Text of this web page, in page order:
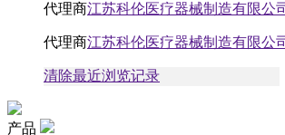
代理商江苏科伦医疗器械制造有限公
代理商江苏科伦医疗器械制造有限公
清除最近浏览记录
产品